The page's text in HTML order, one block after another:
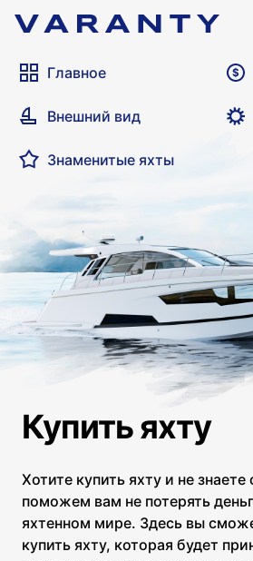
Главное
Внешний вид
Знаменитые яхты
Купить яхту
Хотите купить яхту и не
поможем вам не потерять
яхтенном мире. Здесь вы
купить яхту, которая будет